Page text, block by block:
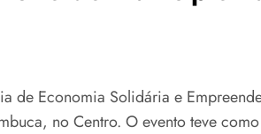
de Economia Solidária e
no Centro. O evento teve